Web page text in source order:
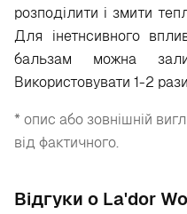
розподілити і змити
Для інетнсивного
бальзам можна
Використовувати 1-2
* опис або зовнішній
від фактичного.
Відгуки о La'dor